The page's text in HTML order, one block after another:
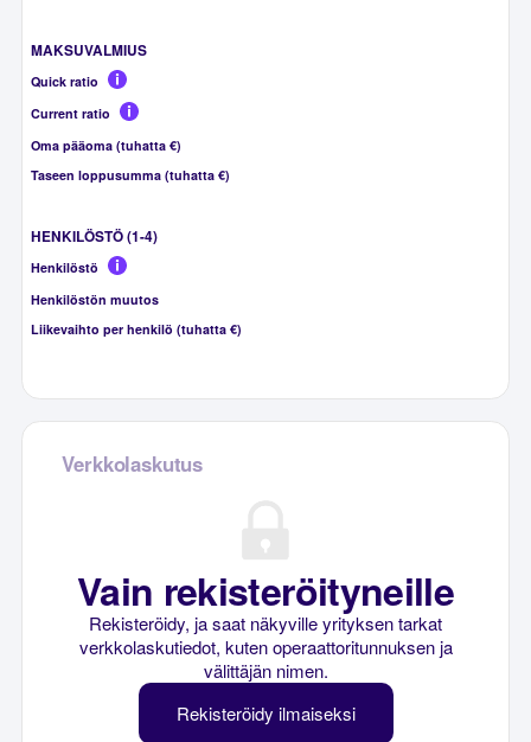
MAKSUVALMIUS
Quick ratio
Current ratio
Oma pääoma (tuhatta €)
Taseen loppusumma (tuhatta €)
HENKILÖSTÖ (1-4)
Henkilöstö
Henkilöstön muutos
Liikevaihto per henkilö (tuhatta €)
Verkkolaskutus
Vain rekisteröityneille
Rekisteröidy, ja saat näkyville yrityksen tarkat
verkkolaskutiedot, kuten operaattoritunnuksen ja
välittäjän nimen.
Rekisteröidy ilmaiseksi